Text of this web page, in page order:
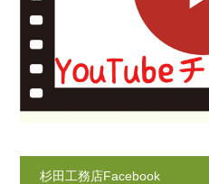
杉田工務店Facebook